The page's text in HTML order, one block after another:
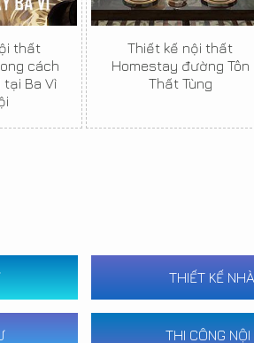
thất
cách
Ba Vì
Thiết kế nội thất
Homestay đường Tôn
Thất Tùng
THIẾT KẾ
THI CÔNG